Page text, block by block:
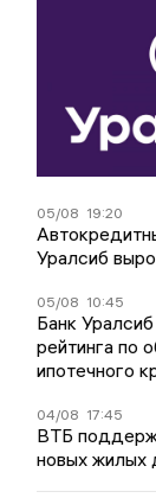
05/08 19:20
Уралсиб
05/08 10:45
Банк
рейтинга по
ипотечного
04/08 17:45
ВТБ
новых жилых